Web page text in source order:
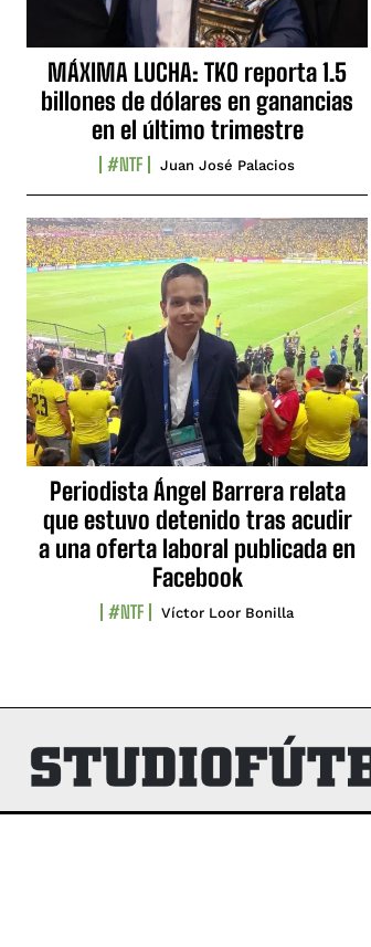
MÁXIMA LUCHA: TKO reporta 1.5
billones de dólares en ganancias
en el último trimestre
#NTF Juan José Palacios
Periodista Ángel Barrera relata
que estuvo detenido tras acudir
a una oferta laboral publicada en
Facebook
#NTF Víctor Loor Bonilla